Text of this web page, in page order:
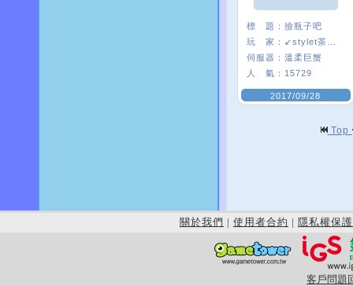
標 題： 撿瓶子吧
玩 家：
伺服器： 溫柔巨蟹
人 氣： 15729
2017/09/28
Top
關於我們 | 使用者合約 | 隱私權保護
客戶問題